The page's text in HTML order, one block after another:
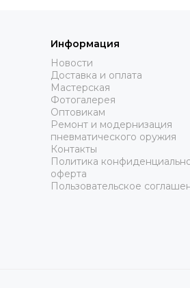
Информация
Новости
Доставка и оплата
Мастерская
Фотогалерея
Оптовикам
Ремонт и модернизация
пневматического оружия
Контакты
Политика
оферта
Пользовательское